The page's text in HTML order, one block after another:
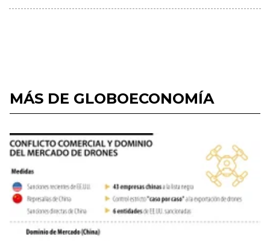
MÁS DE GLOBOECONOMÍA